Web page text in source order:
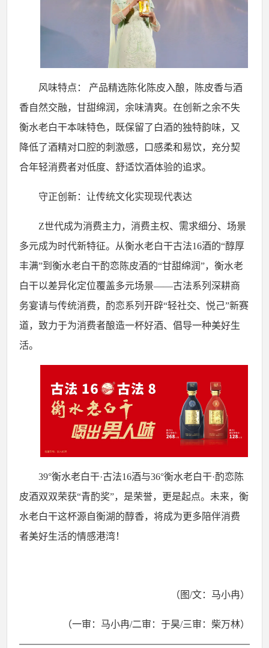
风味特点：
产品精选陈化陈皮入酿，陈皮香与酒
香自然交融，甘甜绵润，余味清爽。在创新之余不失
衡水老白干本味特色，既保留了白酒的独特韵味，又
降低了酒精对口腔的刺激感，口感柔和易饮，充分契
合年轻消费者对低度、舒适饮酒体验的追求。
守正创新：让传统文化实现现代表达
Z世代成为消费主力，消费主权、需求细分、场景
多元成为时代新特征。从衡水老白干古法16酒的“醇厚
丰满”到衡水老白干酌恋陈皮酒的“甘甜绵润”，衡水老
白干以差异化定位覆盖多元场景——古法系列深耕商
务宴请与传统消费，酌恋系列开辟“轻社交、悦己”新赛
道，致力于为消费者酿造一杯好酒、倡导一种美好生
活。
39°衡水老白干·古法16酒与36°衡水老白干·酌恋陈
皮酒双双荣获“青酌奖”，是荣誉，更是起点。未来，衡
水老白干这杯源自衡湖的醇香，将成为更多陪伴消费
者美好生活的情感港湾！
（图/文：马小冉）
（一审：马小冉/二审：于昊/三审：柴万林）